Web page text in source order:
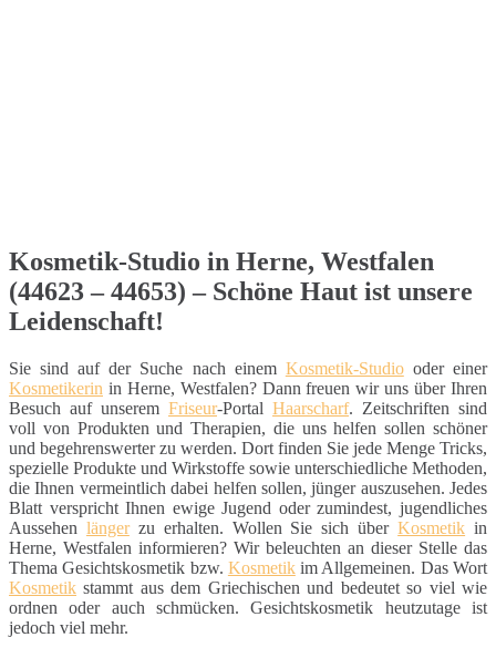
Kosmetik-Studio in Herne, Westfalen
(44623 – 44653) – Schöne Haut ist unsere
Leidenschaft!
Sie sind auf der Suche nach einem Kosmetik-Studiooder einer
Kosmetikerin in Herne, Westfalen? Dann freuen wir uns über Ihren
Besuch auf unserem Friseur-Portal Haarscharf. Zeitschriften sind
voll von Produkten und Therapien, die uns helfen sollen schöner
und begehrenswerter zu werden. Dort finden Sie jede Menge Tricks,
spezielle Produkte und Wirkstoffe sowie unterschiedliche Methoden,
die Ihnen vermeintlich dabei helfen sollen, jünger auszusehen. Jedes
Blatt verspricht Ihnen ewige Jugend oder zumindest, jugendliches
Aussehen längerzu erhalten. Wollen Sie sich überKosmetik in
Herne, Westfalen informieren? Wir beleuchten an dieser Stelle das
Thema Gesichtskosmetik bzw. Kosmetikim Allgemeinen. Das Wort
Kosmetik stammt aus dem Griechischen und bedeutet so viel wie
ordnen oder auch schmücken. Gesichtskosmetik heutzutage ist
jedoch viel mehr.